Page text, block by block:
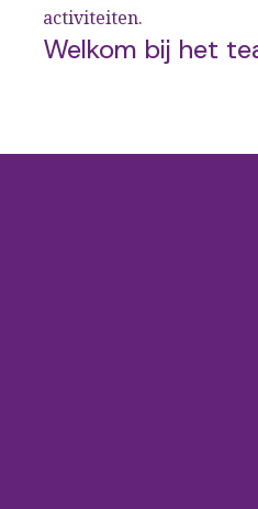
activiteiten.
Welkom bij het